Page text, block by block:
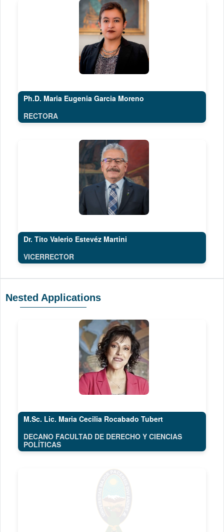
Ph.D. Maria Eugenia Garcia Moreno
RECTORA
Dr. Tito Valerio Estevéz Martini
VICERRECTOR
Nested Applications
M.Sc. Lic. Maria Cecilia Rocabado Tubert
DECANO FACULTAD DE DERECHO Y CIENCIAS
POLÍTICAS